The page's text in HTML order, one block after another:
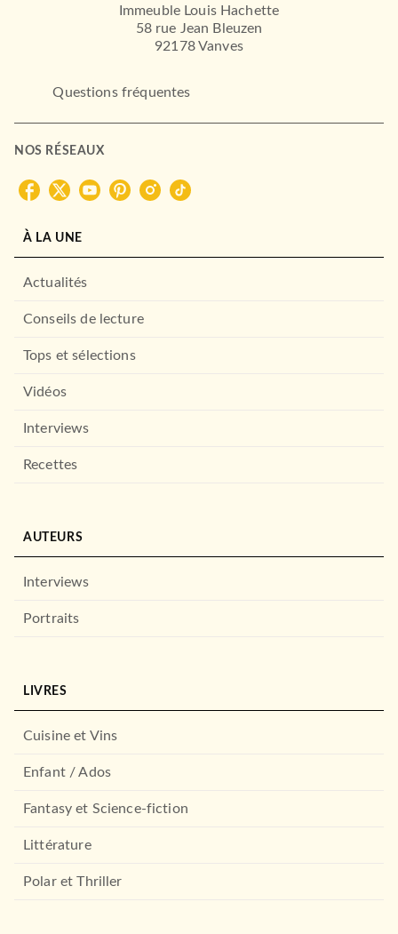
Immeuble Louis Hachette
58 rue Jean Bleuzen
92178 Vanves
Questions fréquentes
NOS RÉSEAUX
À LA UNE
Actualités
Conseils de lecture
Tops et sélections
Vidéos
Interviews
Recettes
AUTEURS
Interviews
Portraits
LIVRES
Cuisine et Vins
Enfant / Ados
Fantasy et Science-fiction
Littérature
Polar et Thriller